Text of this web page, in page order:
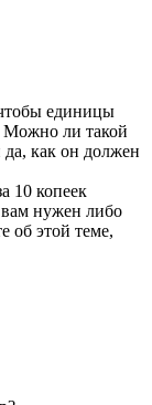
единицы
Можно ли такой
как он должен
10 копеек
вам нужен либо
об этой теме,